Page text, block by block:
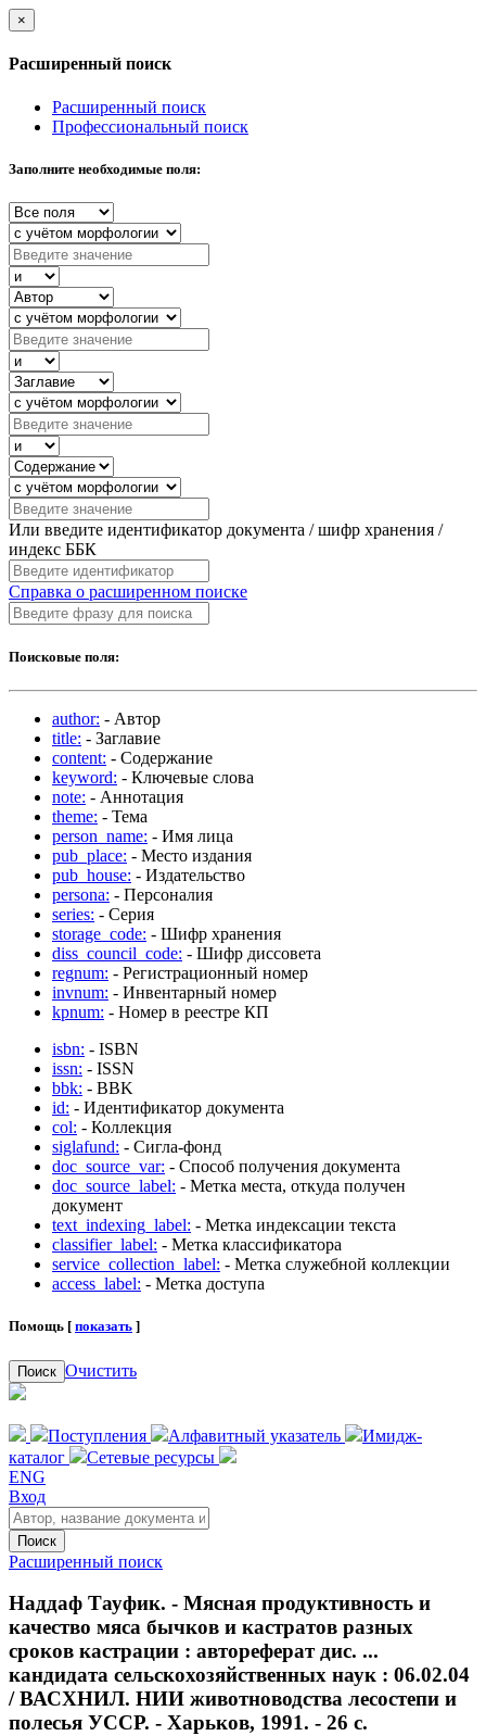
×
Расширенный поиск
Расширенный поиск
Профессиональный поиск
Заполните необходимые поля:
Или введите идентификатор документа / шифр хранения /
индекс ББК
Справка о расширенном поиске
Поисковые поля:
author: - Автор
title: - Заглавие
content: - Содержание
keyword: - Ключевые слова
note: - Аннотация
theme: - Тема
person_name: - Имя лица
pub_place: - Место издания
pub_house: - Издательство
persona: - Персоналия
series: - Серия
storage_code: - Шифр хранения
diss_council_code: - Шифр диссовета
regnum: - Регистрационный номер
invnum: - Инвентарный номер
kpnum: - Номер в реестре КП
isbn: - ISBN
issn: - ISSN
bbk: - BBK
id: - Идентификатор документа
col: - Коллекция
siglafund: - Сигла-фонд
doc_source_var: - Способ получения документа
doc_source_label: - Метка места, откуда получен
документ
text_indexing_label: - Метка индексации текста
classifier_label: - Метка классификатора
service_collection_label: - Метка служебной коллекции
access_label: - Метка доступа
Помощь [ показать ]
Поиск Очистить
Поступления Алфавитный указатель
Имидж-
каталог
Сетевые ресурсы
ENG
Вход
Поиск
Расширенный поиск
Наддаф Тауфик. - Мясная продуктивность и
качество мяса бычков и кастратов разных
сроков кастрации : автореферат дис. ...
кандидата сельскохозяйственных наук : 06.02.04
/ ВАСХНИЛ. НИИ животноводства лесостепи и
полесья УССР. - Харьков, 1991. - 26 с.